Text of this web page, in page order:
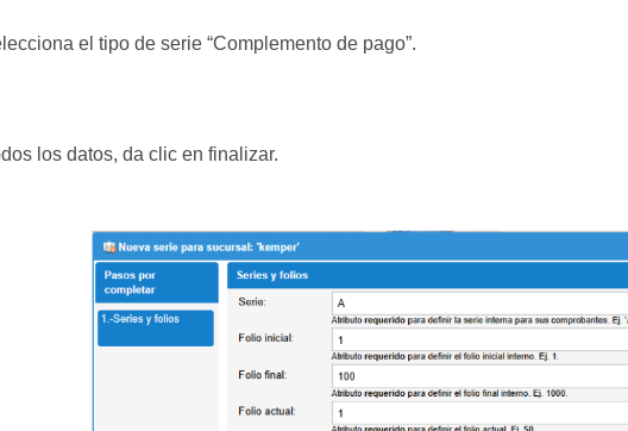
el tipo de serie “Complemento de pago”.
los datos, da clic en finalizar.